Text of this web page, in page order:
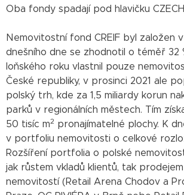
Oba fondy spadají pod hlavičku
Nemovitostní fond CREIF byl založen
dnešního dne se zhodnotil o téměř 32
loňského roku vlastnil pouze
České republiky, v prosinci 2021 ale
polský trh, kde za 1,5 miliardy korun
parků v regionálních městech. Tím
50 tisíc m2 pronajímatelné plochy. K
v portfoliu nemovitosti o celkové
Rozšíření portfolia o polské
jak růstem vkladů klientů, tak
nemovitostí (Retail Arena Chodov a